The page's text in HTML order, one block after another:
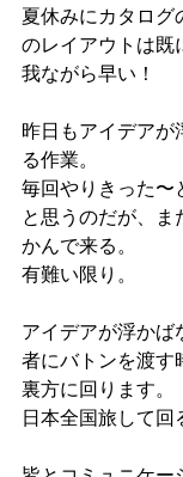
夏休みにカタログ
のレイアウトは既
我ながら早い！
昨日もアイデアが
る作業。
毎回やりきった〜
と思うのだが、ま
かんで来る。
有難い限り。
アイデアが浮かば
者にバトンを渡す
裏方に回ります。
日本全国旅して回